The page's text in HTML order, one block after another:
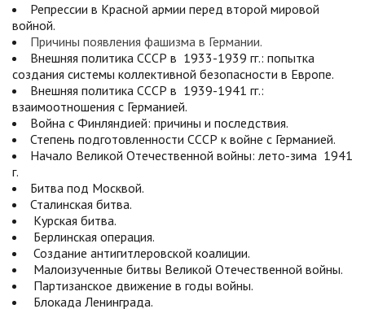
Репрессии в Красной армии перед второй мировой
войной.
Причины появления фашизма в Германии.
Внешняя политика СССР в 1933-1939 гг.: попытка
создания системы коллективной безопасности в Европе.
Внешняя политика СССР в 1939-1941 гг.:
взаимоотношения с Германией.
Война с Финляндией: причины и последствия.
Степень подготовленности СССР к войне с Германией.
Начало Великой Отечественной войны: лето-зима 1941
г.
Битва под Москвой.
Сталинская битва.
Курская битва.
Берлинская операция.
Создание антигитлеровской коалиции.
Малоизученные битвы Великой Отечественной войны.
Партизанское движение в годы войны.
Блокада Ленинграда.